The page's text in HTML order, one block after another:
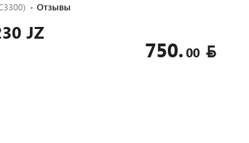
Отзывы
JZ
750.00